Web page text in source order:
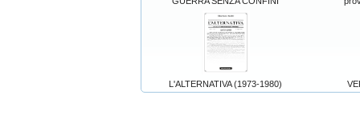
L'ALTERNATIVA (1973-1980)